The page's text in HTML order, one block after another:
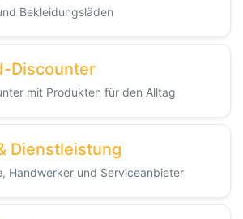
Bekleidungsläden
Discounter
mit Produkten für den Alltag
Dienstleistung
Handwerker und Serviceanbieter